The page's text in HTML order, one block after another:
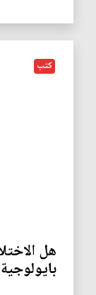
كتب
هل